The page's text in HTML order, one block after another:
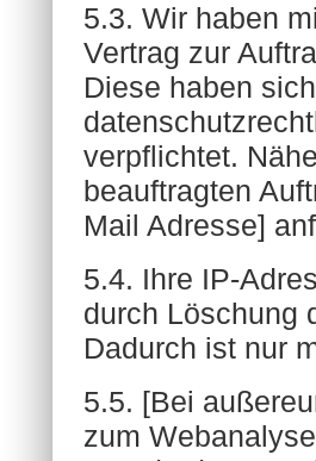
5.3. Wir haben
Vertrag zur
Diese haben
verpflichtet.
beauftragten
Mail Adresse]
5.4. Ihre IP-
durch Löschung
Dadurch ist nur
5.5. [Bei
zum